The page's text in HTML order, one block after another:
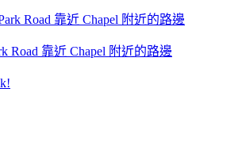
Road 靠近 Chapel 附近的路邊